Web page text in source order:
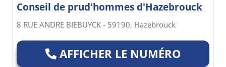
Conseil de prud'hommes d'Hazebrouck
8 RUE ANDRE BIEBUYCK - 59190, Hazebrouck
AFFICHER LE NUMÉRO